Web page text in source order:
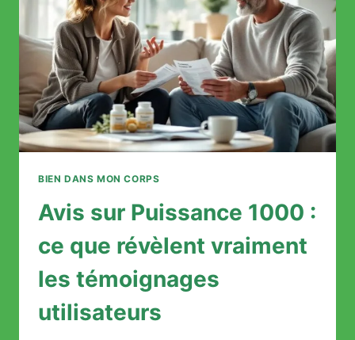
PRIX
ET
EXPÉRIENCE
UTILISATEUR
BIEN DANS MON CORPS
Avis sur Puissance 1000 :
ce que révèlent vraiment
les témoignages
utilisateurs